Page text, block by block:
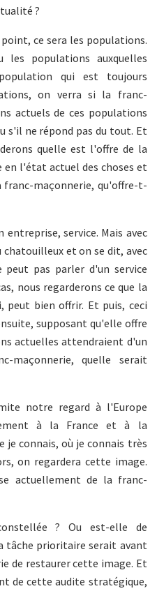
?
ce sera les populations.
populations auxquelles
qui est toujours
on verra si la franc-
actuels de ces populations
s'il ne répond pas du tout. Et
quelle est l'offre de la
l'état actuel des choses et
franc-maçonnerie, qu'offre-t-
service. Mais avec
et on se dit, avec
pas parler d'un service
nous regarderons ce que la
peut bien offrir. Et puis, ceci
supposant qu'elle offre
actuelles attendraient d'un
maçonnerie, quelle serait
notre regard à l'Europe
à la France et à la
je connais, où je connais très
on regardera cette image.
actuellement de la franc-
? Ou est-elle de
tâche prioritaire serait avant
de restaurer cette image. Et
de cette audite stratégique,